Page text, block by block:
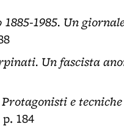
1885-1985. Un
Un fascista
e
184